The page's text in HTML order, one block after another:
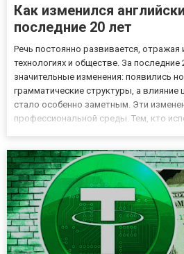
Как изменился
последние 20 лет
Речь постоянно развивается, отражая
технологиях и обществе. За последние
значительные изменения: появились
грамматические структуры, а влияние
стало особенно заметным. Эти
профессиональной среды. Тем, кто